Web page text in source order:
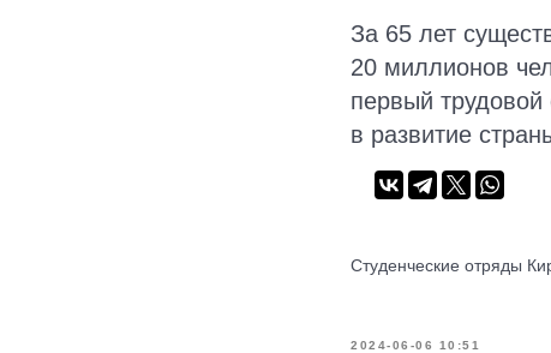
За 65 лет
20 миллионов
первый
в развитие
Студенческие отряды
2024-06-06 10:51